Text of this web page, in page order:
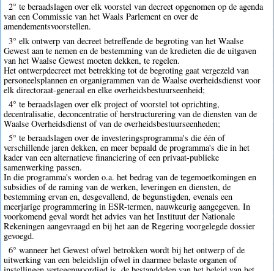
2° te beraadslagen over elk voorstel van decreet opgenomen op de agenda
van een Commissie van het Waals Parlement en over de
amendementsvoorstellen.
3° elk ontwerp van decreet betreffende de begroting van het Waalse
Gewest aan te nemen en de bestemming van de kredieten die de uitgaven
van het Waalse Gewest moeten dekken, te regelen.
Het ontwerpdecreet met betrekking tot de begroting gaat vergezeld van
personeelsplannen en organigrammen van de Waalse overheidsdienst voor
elk directoraat-generaal en elke overheidsbestuurseenheid;
4° te beraadslagen over elk project of voorstel tot oprichting,
decentralisatie, deconcentratie of herstructurering van de diensten van de
Waalse Overheidsdienst of van de overheidsbestuurseenheden;
5° te beraadslagen over de investeringsprogramma's die één of
verschillende jaren dekken, en meer bepaald de programma's die in het
kader van een alternatieve financiering of een privaat-publieke
samenwerking passen.
In die programma's worden o.a. het bedrag van de tegemoetkomingen en
subsidies of de raming van de werken, leveringen en diensten, de
bestemming ervan en, desgevallend, de begunstigden, evenals een
meerjarige programmering in ESR-termen, nauwkeurig aangegeven. In
voorkomend geval wordt het advies van het Instituut der Nationale
Rekeningen aangevraagd en bij het aan de Regering voorgelegde dossier
gevoegd.
6° wanneer het Gewest ofwel betrokken wordt bij het ontwerp of de
uitwerking van een beleidslijn ofwel in daarmee belaste organen of